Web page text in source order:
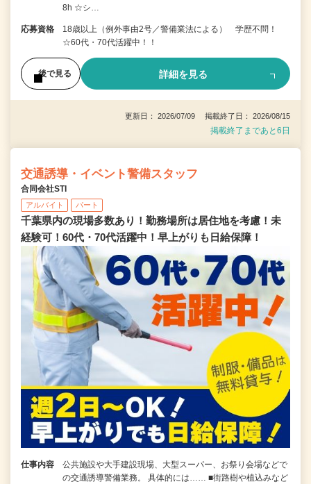
8h ☆シ…
応募資格
18歳以上（例外事由2号／警備業法による） 学歴不問！
☆60代・70代活躍中！！
後で見る 詳細を見る
更新日： 2026/07/09 掲載終了日： 2026/08/15
掲載終了まであと6日
交通誘導・イベント警備スタッフ
合同会社STI
アルバイト パート
千葉県内の現場多数あり！勤務場所は居住地を考慮！未
経験可！60代・70代活躍中！早上がりも日給保障！
仕事内容
公共施設や大手建設現場、大型スーパー、お祭り会場などで
の交通誘導警備業務。 具体的には…… ■街路樹や植込みなど